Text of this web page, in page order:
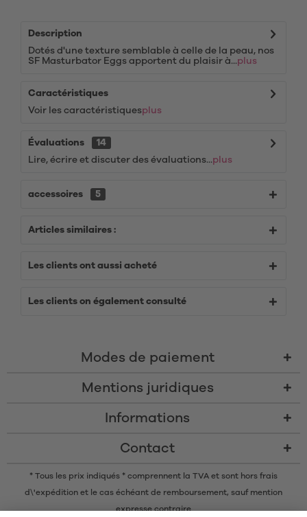
Description
Dotés d'une texture semblable à celle de la peau, nos
SF Masturbator Eggs apportent du plaisir à...plus
Caractéristiques
Voir les caractéristiquesplus
Évaluations
14
Lire, écrire et discuter des évaluations...plus
accessoires 5
Articles similaires :
Les clients ont aussi acheté
Les clients on également consulté
Modes de paiement
Mentions juridiques
Informations
Contact
* Tous les prix indiqués * comprennent la TVA et sont hors frais
d\'expédition et le cas échéant de remboursement, sauf mention
expresse contraire